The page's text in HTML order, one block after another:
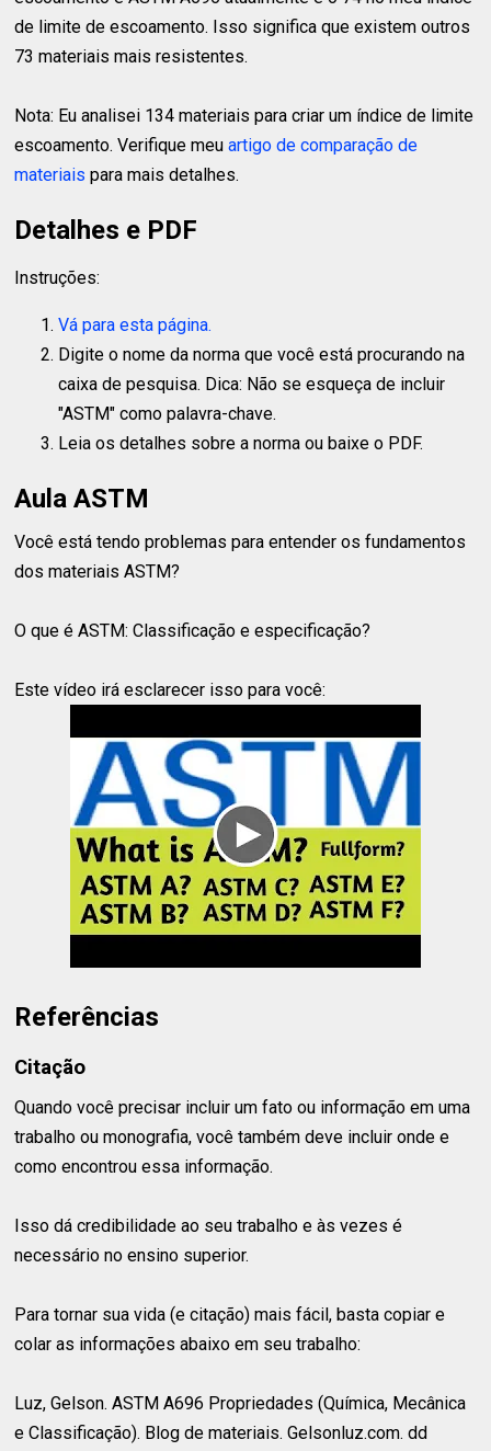
de limite de escoamento. Isso significa que existem outros
73 materiais mais resistentes.
Nota: Eu analisei 134 materiais para criar um índice de limite
escoamento. Verifique meuartigo de comparação de
materiais para mais detalhes.
Detalhes e PDF
Instruções:
Vá para esta página.
Digite o nome da norma que você está procurando na
caixa de pesquisa. Dica: Não se esqueça de incluir
"ASTM" como palavra-chave.
Leia os detalhes sobre a norma ou baixe o PDF.
Aula ASTM
Você está tendo problemas para entender os fundamentos
dos materiais ASTM?
O que é ASTM: Classificação e especificação?
Este vídeo irá esclarecer isso para você:
Referências
Citação
Quando você precisar incluir um fato ou informação em uma
trabalho ou monografia, você também deve incluir onde e
como encontrou essa informação.
Isso dá credibilidade ao seu trabalho e às vezes é
necessário no ensino superior.
Para tornar sua vida (e citação) mais fácil, basta copiar e
colar as informações abaixo em seu trabalho:
Luz, Gelson. ASTM A696 Propriedades (Química, Mecânica
e Classificação). Blog de materiais. Gelsonluz.com. dd